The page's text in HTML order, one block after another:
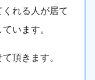
れる人が居て
います。
頂きます。